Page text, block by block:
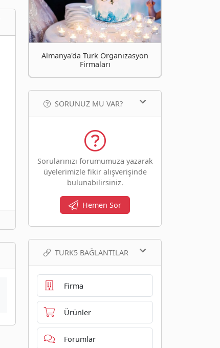
Almanya'da Türk Organizasyon
Firmaları
SORUNUZ MU VAR?
Sorularınızı forumumuza yazarak
üyelerimizle fikir alışverişinde
bulunabilirsiniz.
Hemen Sor
TURK5 BAĞLANTILAR
Firma
Ürünler
Forumlar